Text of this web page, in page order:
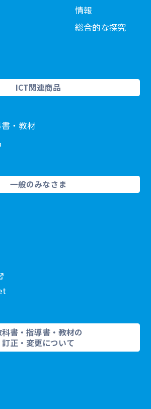
情報
総合的な探究
ICT関連商品
・教材
一般のみなさま
書・指導書・教材の
訂正・変更について